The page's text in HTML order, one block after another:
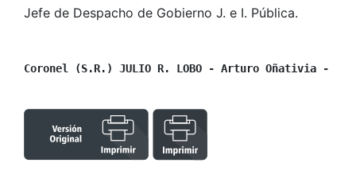
Jefe de Despacho de Gobierno J. e I. Pública.
Coronel (S.R.) JULIO R. LOBO - Arturo Oñativia -